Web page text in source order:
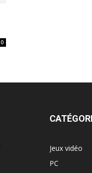
0
Jeux vidéo
PC